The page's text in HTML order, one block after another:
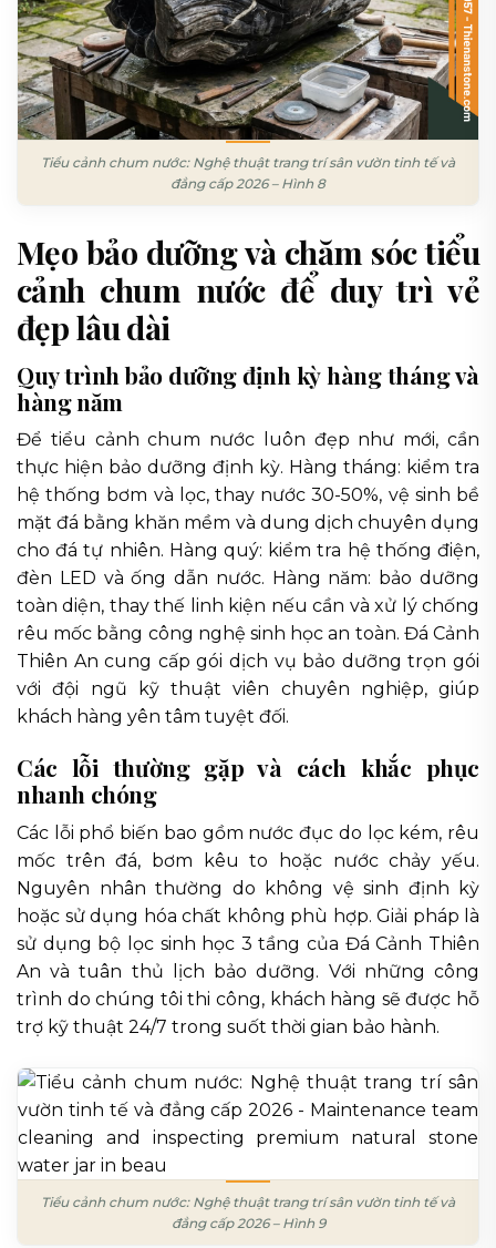
Tiểu cảnh chum nước: Nghệ thuật trang trí sân vườn tinh tế và
đẳng cấp 2026 – Hình 8
Mẹo bảo dưỡng và chăm sóc tiểu
cảnh chum nước để duy trì vẻ
đẹp lâu dài
Quy trình bảo dưỡng định kỳ hàng tháng và
hàng năm
Để tiểu cảnh chum nước luôn đẹp như mới, cần
thực hiện bảo dưỡng định kỳ. Hàng tháng: kiểm tra
hệ thống bơm và lọc, thay nước 30-50%, vệ sinh bề
mặt đá bằng khăn mềm và dung dịch chuyên dụng
cho đá tự nhiên. Hàng quý: kiểm tra hệ thống điện,
đèn LED và ống dẫn nước. Hàng năm: bảo dưỡng
toàn diện, thay thế linh kiện nếu cần và xử lý chống
rêu mốc bằng công nghệ sinh học an toàn. Đá Cảnh
Thiên An cung cấp gói dịch vụ bảo dưỡng trọn gói
với đội ngũ kỹ thuật viên chuyên nghiệp, giúp
khách hàng yên tâm tuyệt đối.
Các lỗi thường gặp và cách khắc phục
nhanh chóng
Các lỗi phổ biến bao gồm nước đục do lọc kém, rêu
mốc trên đá, bơm kêu to hoặc nước chảy yếu.
Nguyên nhân thường do không vệ sinh định kỳ
hoặc sử dụng hóa chất không phù hợp. Giải pháp là
sử dụng bộ lọc sinh học 3 tầng của Đá Cảnh Thiên
An và tuân thủ lịch bảo dưỡng. Với những công
trình do chúng tôi thi công, khách hàng sẽ được hỗ
trợ kỹ thuật 24/7 trong suốt thời gian bảo hành.
Tiểu cảnh chum nước: Nghệ thuật trang trí sân vườn tinh tế và
đẳng cấp 2026 – Hình 9